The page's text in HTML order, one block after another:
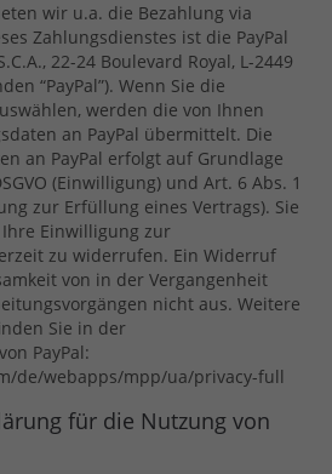
wir u.a. die Bezahlung via
Zahlungsdienstes ist die PayPal
22-24 Boulevard Royal, L-2449
“PayPal”). Wenn Sie die
werden die von Ihnen
an PayPal übermittelt. Die
an PayPal erfolgt auf Grundlage
(Einwilligung) und Art. 6 Abs. 1
zur Erfüllung eines Vertrags). Sie
Einwilligung zur
zu widerrufen. Ein Widerruf
von in der Vergangenheit
nicht aus. Weitere
Sie in der
PayPal:
de/webapps/mpp/ua/privacy-full
für die Nutzung von